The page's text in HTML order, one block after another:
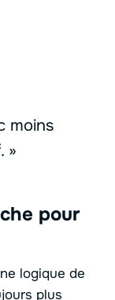
moins
»
pour
logique de
plus